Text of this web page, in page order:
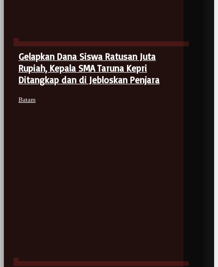
Gelapkan Dana Siswa Ratusan Juta
Rupiah, Kepala SMA Taruna Kepri
Ditangkap dan di Jebloskan Penjara
Batam